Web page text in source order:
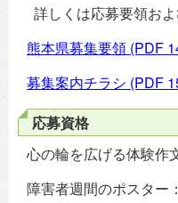
詳しくは応募要領お
熊本県募集要領 (PDF
募集案内チラシ (PDF
応募資格
心の輪を広げる体験作
障害者週間のポスター